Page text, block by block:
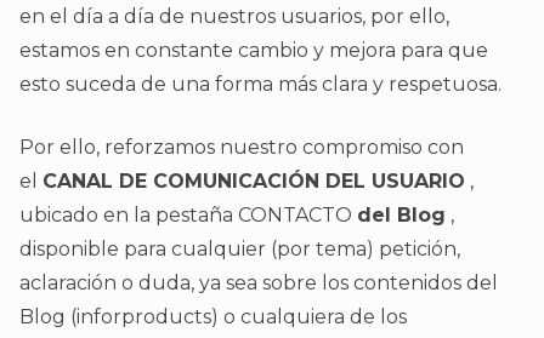
en el día a día de nuestros usuarios, por ello,
estamos en constante cambio y mejora para que
esto suceda de una forma más clara y respetuosa.
Por ello, reforzamos nuestro compromiso con
el CANAL DE COMUNICACIÓN DEL USUARIO ,
ubicado en la pestaña CONTACTO del Blog ,
disponible para cualquier (por tema) petición,
aclaración o duda, ya sea sobre los contenidos del
Blog (inforproducts) o cualquiera de los